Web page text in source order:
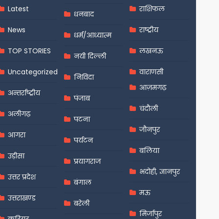
Latest
News
TOP STORIES
Uncategorized
अन्तर्राष्ट्रीय
अलीगढ़
आगरा
उड़ीसा
उत्तर प्रदेश
उत्तराखण्ड
धनबाद
धर्म/आध्यात्म
नयी दिल्ली
निविदा
पंजाब
पटना
पर्यटन
प्रयागराज
बंगाल
बरेली
राशिफल
राष्ट्रीय
लखनऊ
वाराणसी
आज़मगढ़
चंदौली
जौनपुर
बलिया
भदोही, ज्ञानपुर
मऊ
मिर्जापुर